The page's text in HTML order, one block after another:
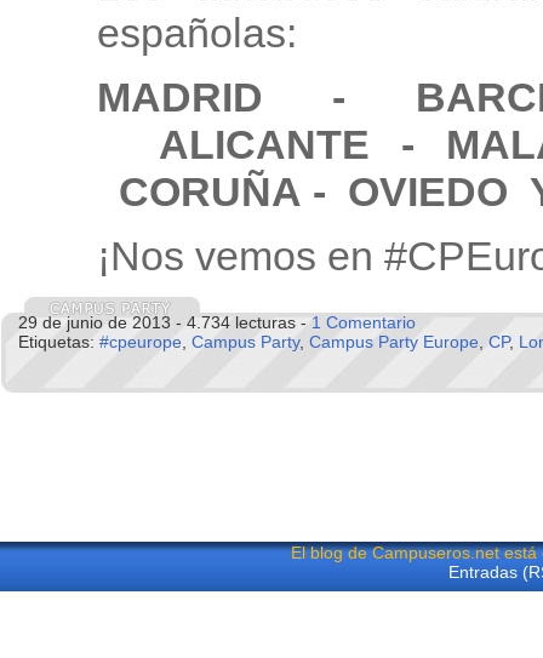
españolas:
MADRID -
ALICANTE -
CORUÑA -
¡Nos vemos en
29 de junio de 2013 - 4.734 lecturas - 1 Comentario
Etiquetas: #cpeurope Campus Party, Campus Party Europe CP,
El blog de Campuseros.net
Entradas